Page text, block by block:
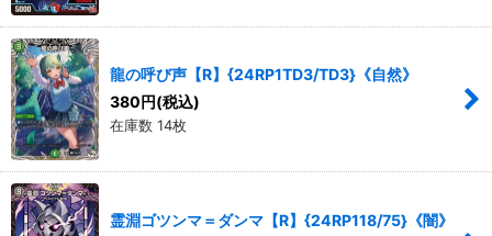
龍の呼び声【R】{24RP1TD3/TD3}《自然》
380円(税込)
在庫数 14枚
霊淵ゴツンマ＝ダンマ【R】{24RP118/75}《闇》